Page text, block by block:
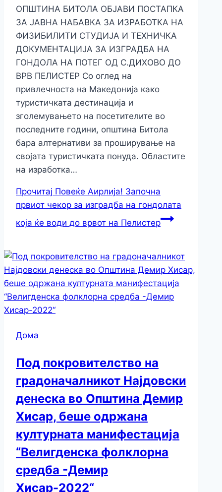
ОПШТИНА БИТОЛА ОБЈАВИ ПОСТАПКА
ЗА JАВНА НАБАВКА ЗА ИЗРАБОТКА НА
ФИЗИБИЛИТИ СТУДИЈА И ТЕХНИЧКА
ДОКУМЕНТАЦИЈА ЗА ИЗГРАДБА НА
ГОНДОЛА НА ПОТЕГ ОД С.ДИХОВО ДО
ВРВ ПЕЛИСТЕР Со оглед на
привлечноста на Македонија како
туристичката дестинација и
зголемувањето на посетителите во
последните години, општина Битолa
бара алтернативи за проширување на
својата туристичката понуда. Oбластите
на изработка…
Прочитај Повеќе Аирлија! Започна
првиот чекор за изградба на гондолата
која ќе води до врвот на Пелистер
Дома
Под покровителство на
градоначалникот Најдовски
денеска во Општина Демир
Хисар, беше одржана
културната манифестација
“Велигденска фолклорна
средба -Демир
Хисар-2022“